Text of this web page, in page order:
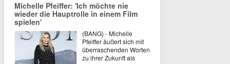
Michelle Pfeiffer: 'Ich möchte nie
wieder die Hauptrolle in einem Film
spielen'
(BANG) - Michelle
Pfeiffer äußert sich mit
überraschenden Worten
zu ihrer Zukunft als